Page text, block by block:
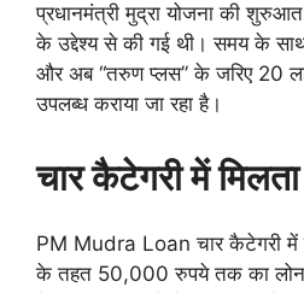
प्रधानमंत्री मुद्रा योजना की शुरुआत
के उद्देश्य से की गई थी। समय के
और अब “तरुण प्लस” के जरिए 20
उपलब्ध कराया जा रहा है।
चार कैटेगरी में
PM Mudra Loan चार कैटेगरी में
के तहत 50,000 रुपये तक का लोन